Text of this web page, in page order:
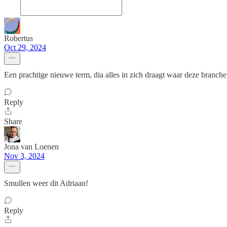
Robertus
Oct 29, 2024
Een prachtige nieuwe term, dia alles in zich draagt waar deze
Reply
Share
Jona van Loenen
Nov 3, 2024
Smullen weer dit Adriaan!
Reply